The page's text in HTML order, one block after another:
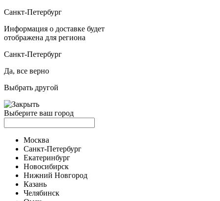
Санкт-Петербург
Информация о доставке будет
отображена для региона
Санкт-Петербург
Да, все верно
Выбрать другой
Выберите ваш город
Москва
Санкт-Петербург
Екатеринбург
Новосибирск
Нижний Новгород
Казань
Челябинск